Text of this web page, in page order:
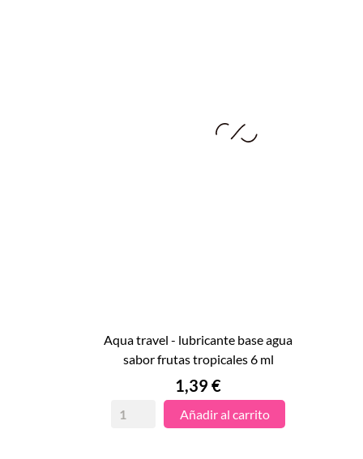
VISTA RÁPIDA
aqua travel - lubricante base agua
sabor frutas tropicales 6 ml
Precio
1,39 €
Añadir al carrito